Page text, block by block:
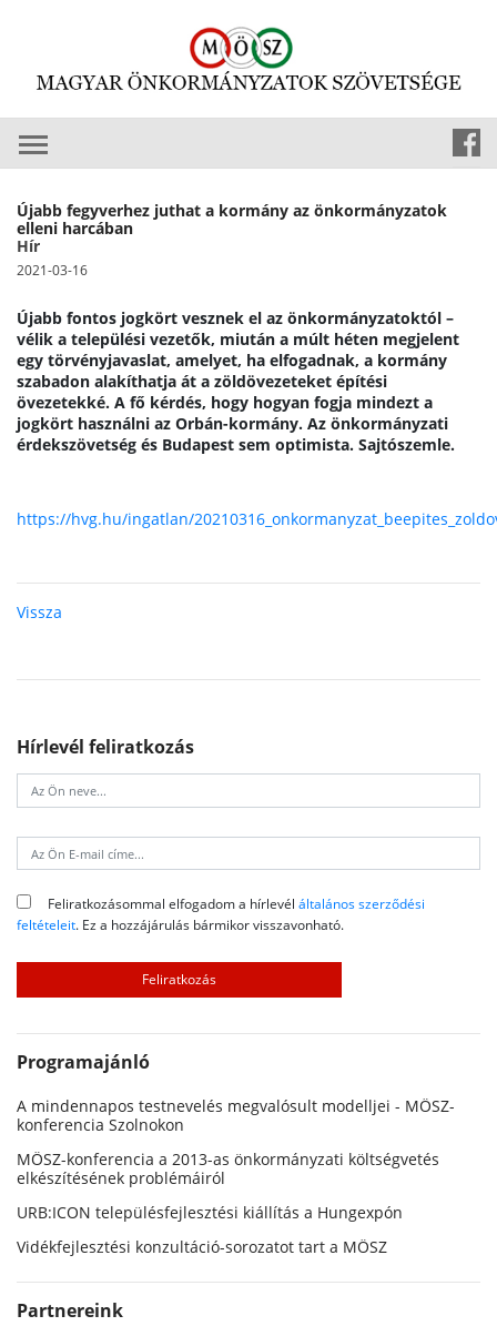
Újabb fegyverhez juthat a kormány az önkormányzatok
elleni harcában
Hír
2021-03-16
Újabb fontos jogkört vesznek el az önkormányzatoktól –
vélik a települési vezetők, miután a múlt héten megjelent
egy törvényjavaslat, amelyet, ha elfogadnak, a kormány
szabadon alakíthatja át a zöldövezeteket építési
övezetekké. A fő kérdés, hogy hogyan fogja mindezt a
jogkört használni az Orbán-kormány. Az önkormányzati
érdekszövetség és Budapest sem optimista. Sajtószemle.
https://hvg.hu/ingatlan/
Vissza
Hírlevél feliratkozás
Feliratkozásommal elfogadom a hírlevél általános szerződési
feltételeit. Ez a hozzájárulás bármikor visszavonható.
Programajánló
A mindennapos testnevelés megvalósult modelljei - MÖSZ-
konferencia Szolnokon
MÖSZ-konferencia a 2013-as önkormányzati költségvetés
elkészítésének problémáiról
URB:ICON településfejlesztési kiállítás a Hungexpón
Vidékfejlesztési konzultáció-sorozatot tart a MÖSZ
Partnereink